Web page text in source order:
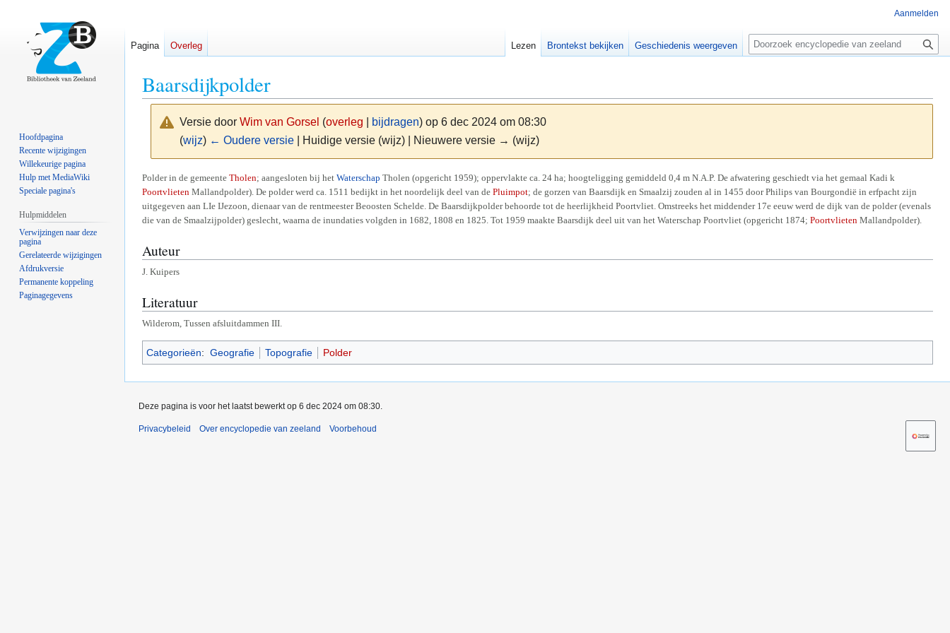
Baarsdijkpolder
Versie door Wim van Gorsel (overleg bijdragen)op 6 dec 2024 om 08:30
(wijz) ← Oudere versie| Huidige versie (wijz) | Nieuwere versie → (wijz)
Naar
navigatie
springen
Naar
zoeken
springen
Polder in de gemeente Tholen; aangesloten bij het Waterschap Tholen (opgericht 1959); oppervlakte ca. 24 ha; hoogteligging gemiddeld 0,4 m N.A.P. De afwatering geschiedt via het gemaal Kadi k
Poortvlieten Mallandpolder). De polder werd ca. 1511 bedijkt in het noordelijk deel van de Pluimpot; de gorzen van Baarsdijk en Smaalzij zouden al in 1455 door Philips van Bourgondië in erfpacht zijn
uitgegeven aan LIe IJezoon, dienaar van de rentmeester Beoosten Schelde. De Baarsdijkpolder behoorde tot de heerlijkheid Poortvliet. Omstreeks het middender 17e eeuw werd de dijk van de polder (evenals
die van de Smaalzijpolder) geslecht, waarna de inundaties volgden in 1682, 1808 en 1825. Tot 1959 maakte Baarsdijk deel uit van het Waterschap Poortvliet (opgericht 1874; Poortvlieten Mallandpolder).
Auteur
J. Kuipers
Literatuur
Wilderom, Tussen afsluitdammen III.
Categorieën: Geografie Topografie Polder
Aanmelden
Pagina Overleg Lezen Brontekst bekijken Geschiedenis weergeven
Z
e
Hoofdpagina
Recente wijzigingen
Willekeurige pagina
Hulp met MediaWiki
Speciale pagina's
Hulpmiddelen
Verwijzingen naar deze
pagina
Gerelateerde wijzigingen
Afdrukversie
Permanente koppeling
Paginagegevens
Deze pagina is voor het laatst bewerkt op 6 dec 2024 om 08:30.
Privacybeleid Over encyclopedie van zeeland Voorbehoud